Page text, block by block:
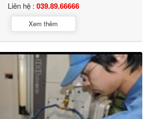
Liên hệ : 039.89.66666
Xem thêm